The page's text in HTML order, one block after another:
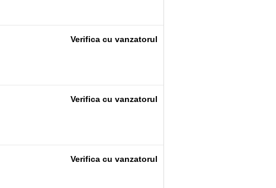
Verifica cu vanzatorul
Verifica cu vanzatorul
Verifica cu vanzatorul